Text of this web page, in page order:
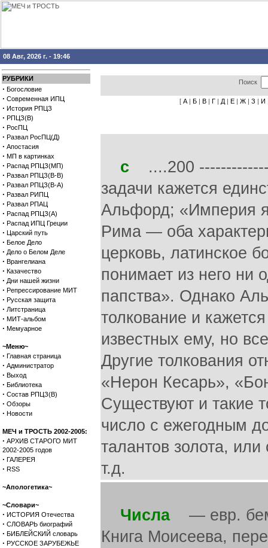
08 Авг, 2026 г. - 19:46
РУБРИКИ
· Богословие
· Современная ИПЦ
· История РПЦЗ
· РПЦЗ(В)
· РосПЦ
· Развал РосПЦ(Д)
· Апостасия
· МП в картинках
· Распад РПЦЗ(МП)
· Развал РПЦЗ(В-В)
· Развал РПЦЗ(В-А)
· Развал РИПЦ
· Развал РПАЦ
· Распад РПЦЗ(А)
· Распад ИПЦ Греции
· Царский путь
· Белое Дело
· Дело о Белом Деле
· Врангелиана
· Казачество
· Дни нашей жизни
· Репрессирование МИТ
· Русская защита
· Литстраница
· МИТ-альбом
· Мемуарное
~Меню~
· Главная страница
· Администратор
· Выход
· Библиотека
· Состав РПЦЗ(В)
· Обзоры
· Новости
МЕЧ и ТРОСТЬ 2002-2005:
· АРХИВ СТАРОГО МИТ
2002-2005 годов
· ГАЛЕРЕЯ
· RSS
~Апологетика~
~Словари~
· ИСТОРИЯ Отечества
· СЛОВАРЬ биографий
· БИБЛЕЙСКИЙ словарь
· РУССКОЕ ЗАРУБЕЖЬЕ
Поиск
[ А | Б | В | Г | Д | Е | Ж | З | И
с ....200
задачи кажется
Альфорд; «Империя
Рима — оба
церковь, латинское
понимает из него ни
папства». Однако
толкование и
известных ему, но
Другие толкования
«Нерон Кесарь»,
Существуют и такие
число с ежегодным
талантов золота,
т.д.
Числа— евр.
Книга Моисеева,